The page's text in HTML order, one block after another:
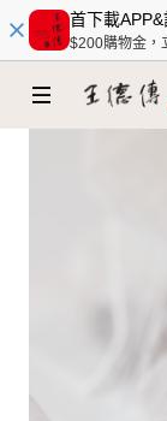
首下載
$200購物金，